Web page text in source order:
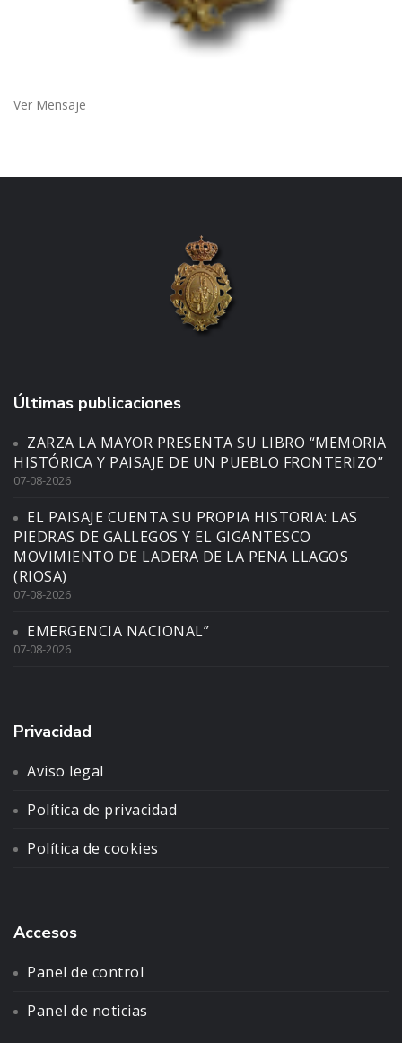
Ver Mensaje
Últimas publicaciones
ZARZA LA MAYOR PRESENTA SU LIBRO “MEMORIA
HISTÓRICA Y PAISAJE DE UN PUEBLO FRONTERIZO”
07-08-2026
EL PAISAJE CUENTA SU PROPIA HISTORIA: LAS
PIEDRAS DE GALLEGOS Y EL GIGANTESCO
MOVIMIENTO DE LADERA DE LA PENA LLAGOS
(RIOSA)
07-08-2026
EMERGENCIA NACIONAL”
07-08-2026
Privacidad
Aviso legal
Política de privacidad
Política de cookies
Accesos
Panel de control
Panel de noticias